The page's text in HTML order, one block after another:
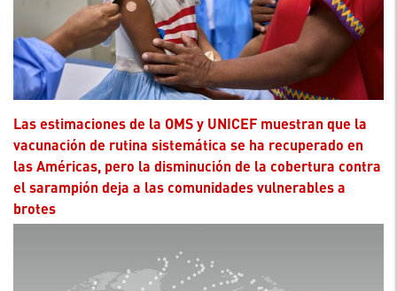
Las estimaciones de la OMS y UNICEF muestran que la
vacunación de rutina sistemática se ha recuperado en
las Américas, pero la disminución de la cobertura contra
el sarampión deja a las comunidades vulnerables a
brotes